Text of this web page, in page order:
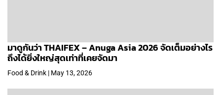
มาดูกันว่า THAIFEX – Anuga Asia 2026 จัดเต็มอย่างไร
ถึงได้ยิ่งใหญ่สุดเท่าที่เคยจัดมา
Food & Drink | May 13, 2026